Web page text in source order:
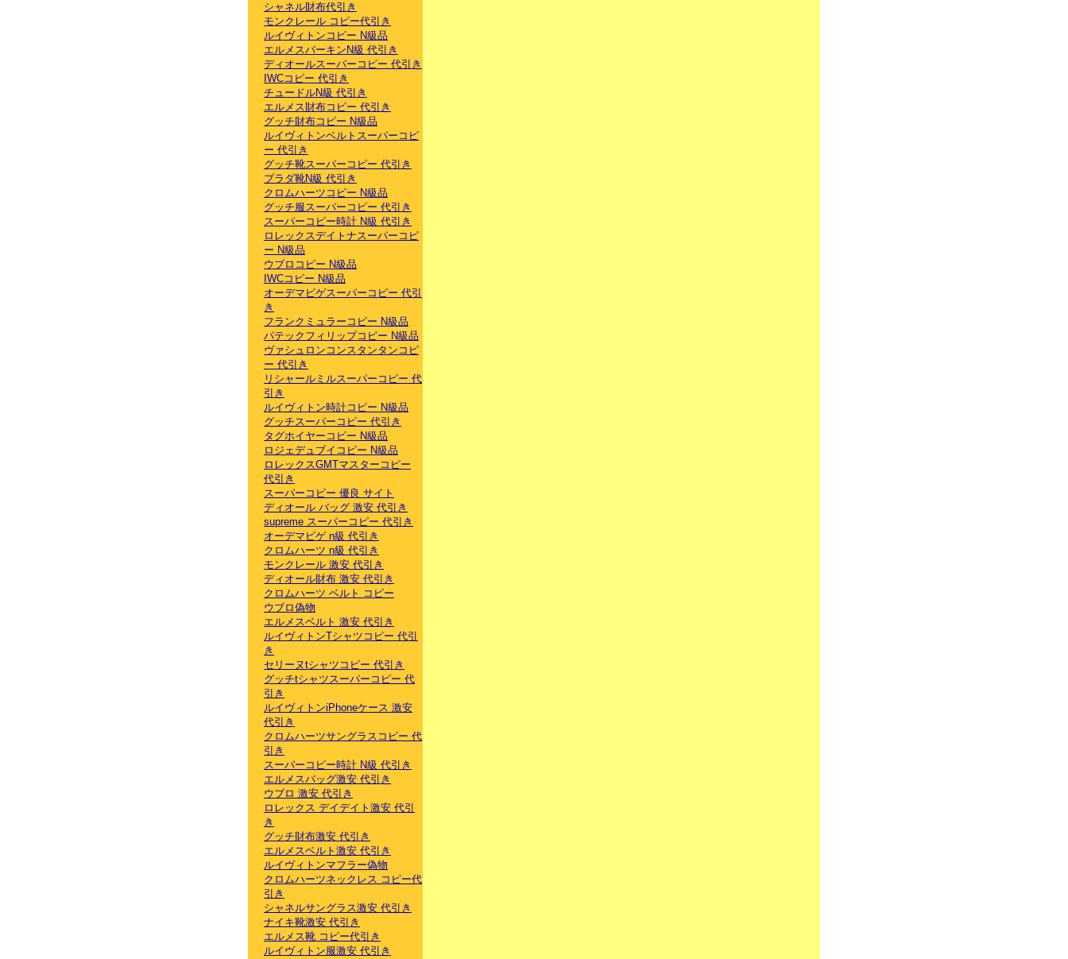
シャネル財布代引き
モンクレール コピー代引き
ルイヴィトンコピー N級品
エルメスバーキンN級 代引き
ディオールスーパーコピー 代引き
IWCコピー 代引き
チュードルN級 代引き
エルメス財布コピー 代引き
グッチ財布コピー N級品
ルイヴィトンベルトスーパーコピ
ー 代引き
グッチ靴スーパーコピー 代引き
プラダ靴N級 代引き
クロムハーツコピー N級品
グッチ服スーパーコピー 代引き
スーパーコピー時計 N級 代引き
ロレックスデイトナスーパーコピ
ー N級品
ウブロコピー N級品
IWCコピー N級品
オーデマピゲスーパーコピー 代引
き
フランクミュラーコピー N級品
パテックフィリップコピー N級品
ヴァシュロンコンスタンタンコピ
ー 代引き
リシャールミルスーパーコピー 代
引き
ルイヴィトン時計コピー N級品
グッチスーパーコピー 代引き
タグホイヤーコピー N級品
ロジェデュブイコピー N級品
ロレックスGMTマスターコピー
代引き
スーパーコピー 優良 サイト
ディオール バッグ 激安 代引き
supreme スーパーコピー 代引き
オーデマピゲ n級 代引き
クロムハーツ n級 代引き
モンクレール 激安 代引き
ディオール財布 激安 代引き
クロムハーツ ベルト コピー
ウブロ偽物
エルメスベルト 激安 代引き
ルイヴィトンTシャツコピー 代引
き
セリーヌtシャツコピー 代引き
グッチtシャツスーパーコピー 代
引き
ルイヴィトンiPhoneケース 激安
代引き
クロムハーツサングラスコピー 代
引き
スーパーコピー時計 N級 代引き
エルメスバッグ激安 代引き
ウブロ 激安 代引き
ロレックス デイデイト激安 代引
き
グッチ財布激安 代引き
エルメスベルト激安 代引き
ルイヴィトンマフラー偽物
クロムハーツネックレス コピー代
引き
シャネルサングラス激安 代引き
ナイキ靴激安 代引き
エルメス靴 コピー代引き
ルイヴィトン服激安 代引き